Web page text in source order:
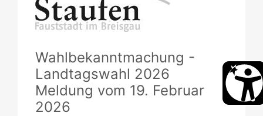
Wahlbekanntmachung -
Landtagswahl 2026
Meldung vom 19. Februar
2026